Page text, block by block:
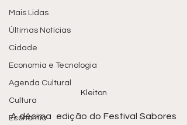
Mais Lidas
Últimas Notícias
Cidade
Economia e Tecnologia
Agenda Cultural
Cultura
Economia
Kleiton
A décima  edição do Festival Sabores